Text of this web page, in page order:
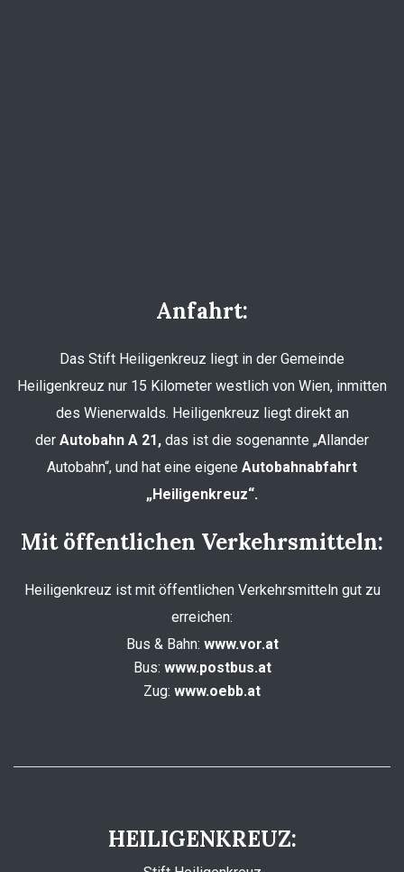
Anfahrt:
Das Stift Heiligenkreuz liegt in der Gemeinde
Heiligenkreuz nur 15 Kilometer westlich von Wien, inmitten
des Wienerwalds. Heiligenkreuz liegt direkt an
der Autobahn A 21, das ist die sogenannte „Allander
Autobahn“, und hat eine eigene Autobahnabfahrt
„Heiligenkreuz“.
Mit öffentlichen Verkehrsmitteln:
Heiligenkreuz ist mit öffentlichen Verkehrsmitteln gut zu
erreichen:
Bus & Bahn: www.vor.at
Bus: www.postbus.at
Zug: www.oebb.at
HEILIGENKREUZ: